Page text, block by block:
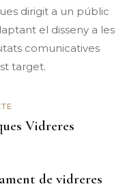
dirigit a un públic
el disseny a les
comunicatives
target.
Vidreres
de vidreres